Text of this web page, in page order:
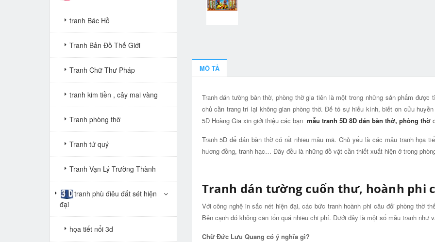
MÔ TẢ
Tranh dán tường bàn thờ, phòng thờ gia tiên là một trong những sản phẩm
chủ cần trang trí lại không gian phòng thờ. Để tỏ sự hiếu kính, biết ơn cửu
5D Hoàng Gia xin giới thiệu các bạn mẫu tranh 5D 8D dán bàn thờ, phòng thờ
Tranh 5D để dán bàn thờ có rất nhiều mẫu mã. Chủ yếu là các mẫu tranh họa
hương đồng, tranh hạc… Đây đều là những đồ vật cần thiết xuất hiện ở trong
Tranh dán tường cuốn thư, hoành phi
Với công nghệ in sắc nét hiện đại, các bức tranh hoành phi câu đối phòng thờ
Bên cạnh đó không cần tốn quá nhiều chi phí. Dưới đây là một số mẫu tranh như
Chữ Đức Lưu Quang có ý nghĩa gì?
tranh Bác Hồ
Tranh Bản Đồ Thế Giới
Tranh Chữ Thư Pháp
tranh kim tiền , cây mai vàng
Tranh phòng thờ
Tranh tứ quý
Tranh Vạn Lý Trường Thành
tranh phù điêu đất sét hiện
đại
họa tiết nổi 3d